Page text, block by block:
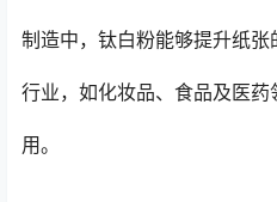
制造中，钛白粉能够提升纸
行业，如化妆品、食品及医
用。